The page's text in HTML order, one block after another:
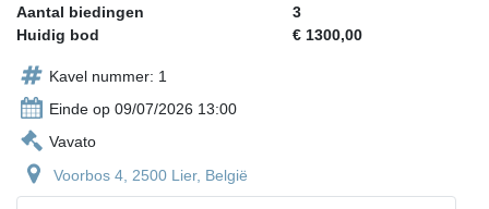
Aantal biedingen
3
Huidig bod
€ 1300,00
Kavel nummer: 1
Einde op 09/07/2026 13:00
Vavato
Voorbos 4, 2500 Lier, België